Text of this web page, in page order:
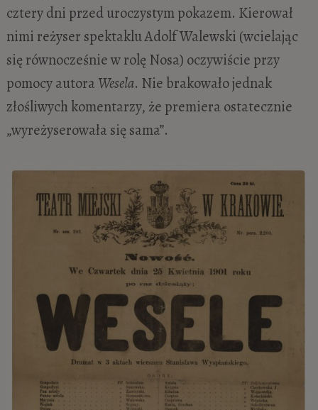
cztery dni przed uroczystym pokazem. Kierował
nimi reżyser spektaklu Adolf Walewski (wcielając
się równocześnie w rolę Nosa) oczywiście przy
pomocy autoraWesela. Nie brakowało jednak
złośliwych komentarzy, że premiera ostatecznie
„wyreżyserowała się sama”.